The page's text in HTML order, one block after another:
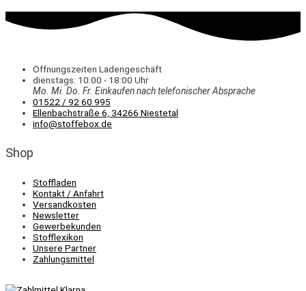
Öffnungszeiten Ladengeschäft
dienstags: 10:00 - 18:00 Uhr
Mo. Mi. Do. Fr. Einkaufennach telefonischer Absprache
01522 / 92 60 995
Ellenbachstraße 6, 34266 Niestetal
info@stoffebox.de
Shop
Stoffladen
Kontakt / Anfahrt
Versandkosten
Newsletter
Gewerbekunden
Stofflexikon
Unsere Partner
Zahlungsmittel